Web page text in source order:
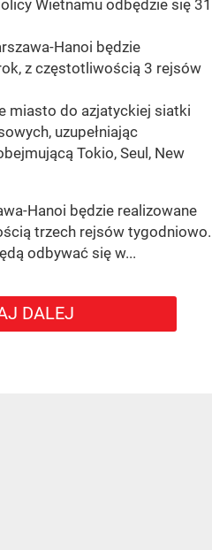
Wietnamu odbędzie się 31
Hanoi będzie
z częstotliwością 3 rejsów
miasto do azjatyckiej siatki
uzupełniając
Tokio, Seul, New
Hanoi będzie realizowane
trzech rejsów tygodniowo.
odbywać się w...
DALEJ